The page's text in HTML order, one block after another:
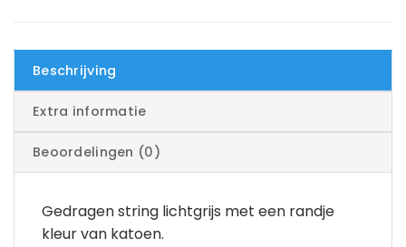
Beschrijving
Extra informatie
Beoordelingen (0)
Gedragen string lichtgrijs met een randje
kleur van katoen.